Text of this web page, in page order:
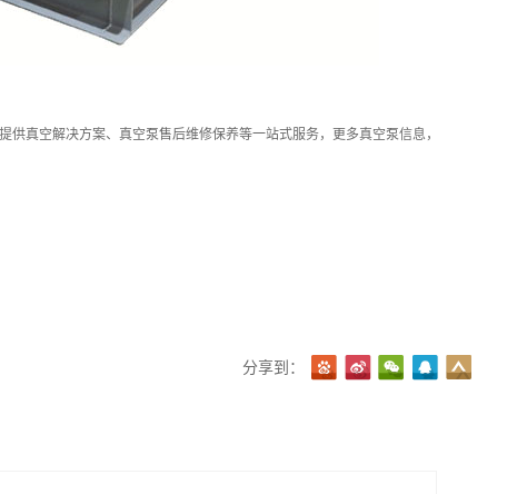
真空解决方案、真空泵售后维修保养等一站式服务，更多真空泵信息，